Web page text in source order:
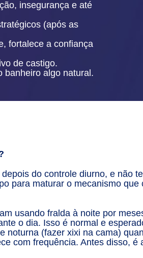
insegurança e até
(após as
fortalece a confiança
de castigo.
banheiro algo natural.
do controle diurno, e não
para maturar o mecanismo que
usando fralda à noite por
o dia. Isso é normal e
noturna (fazer xixi na cama)
com frequência. Antes disso, é